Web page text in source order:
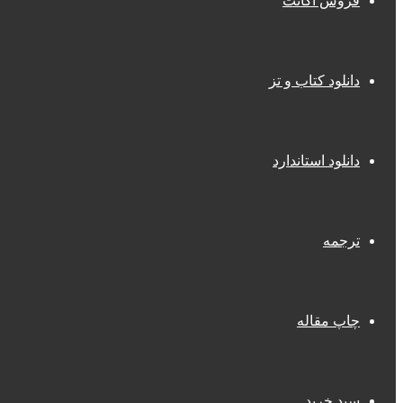
دانلود کتاب و تز
دانلود استاندارد
ترجمه
چاپ مقاله